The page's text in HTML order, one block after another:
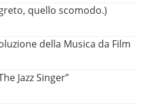
quello scomodo.)
della Musica da Film
Jazz Singer”